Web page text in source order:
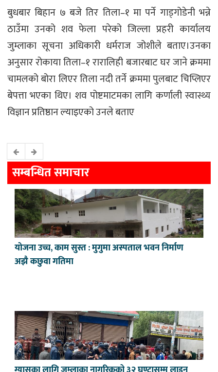
बुधबार बिहान ७ बजे तिर तिला–१ मा पर्ने गाड्गोडेनी भन्ने
ठाउँमा उनको शव फेला परेको जिल्ला प्रहरी कार्यालय
जुम्लाका सूचना अधिकारी धर्मराज जोशीले बताए।उनका
अनुसार रोकाया तिला–१ रारालिही बजारबाट घर जाने क्रममा
चामलको बोरा लिएर तिला नदी तर्ने क्रममा पुलबाट चिप्लिएर
बेपत्ता भएका थिए। शव पोष्टमाटमका लागि कर्णाली स्वास्थ्य
विज्ञान प्रतिष्ठान ल्याइएको उनले बताए
सम्बन्धित समाचार
योजना उच्च, काम सुस्त : मुगुमा अस्पताल भवन निर्माण
अझै कछुवा गतिमा